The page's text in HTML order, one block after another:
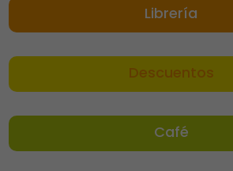
Librería
Descuentos
Café